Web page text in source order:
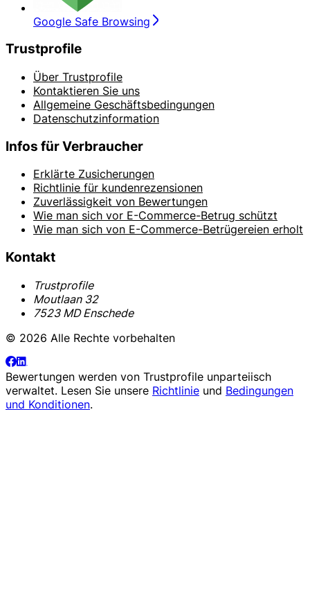
Google Safe Browsing
Trustprofile
Über Trustprofile
Kontaktieren Sie uns
Allgemeine Geschäftsbedingungen
Datenschutzinformation
Infos für Verbraucher
Erklärte Zusicherungen
Richtlinie für kundenrezensionen
Zuverlässigkeit von Bewertungen
Wie man sich vor E-Commerce-Betrug schützt
Wie man sich von E-Commerce-Betrügereien erholt
Kontakt
Trustprofile
Moutlaan 32
7523 MD Enschede
© 2026 Alle Rechte vorbehalten
Bewertungen werden von Trustprofile unparteiisch
verwaltet. Lesen Sie unsere Richtlinie und Bedingungen
und Konditionen.